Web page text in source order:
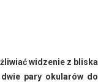
widzenie z bliska
pary okularów do